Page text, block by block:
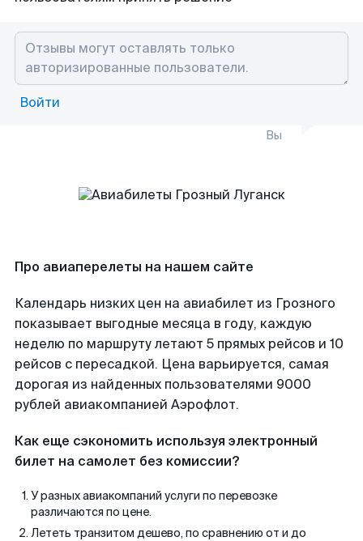
Войти
Вы
Про авиаперелеты на нашем сайте
Календарь низких цен на авиабилет из Грозного
показывает выгодные месяца в году, каждую
неделю по маршруту летают 5 прямых рейсов и 10
рейсов с пересадкой. Цена варьируется, самая
дорогая из найденных пользователями 9000
рублей авиакомпанией Аэрофлот.
Как еще сэкономить используя электронный
билет на самолет без комиссии?
У разных авиакомпаний услуги по перевозке
различаются по цене.
Лететь транзитом дешево, по сравнению от и до